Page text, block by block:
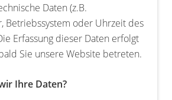
Daten (z.B.
Betriebssystem oder Uhrzeit des
Erfassung dieser Daten erfolgt
Sie unsere Website betreten.
Ihre Daten?